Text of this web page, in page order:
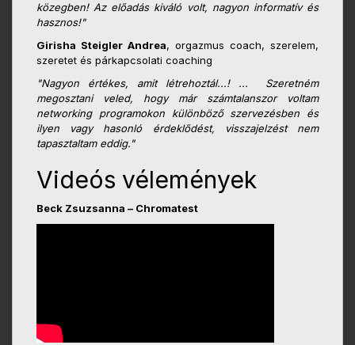
közegben! Az előadás kiváló volt, nagyon informatív és
hasznos!"
Girisha Steigler Andrea, orgazmus coach, szerelem,
szeretet és párkapcsolati coaching
"Nagyon értékes, amit létrehoztál...! ... Szeretném
megosztani veled, hogy már számtalanszor voltam
networking programokon különböző szervezésben és
ilyen vagy hasonló érdeklődést, visszajelzést nem
tapasztaltam eddig."
Videós vélemények
Beck Zsuzsanna – Chromatest